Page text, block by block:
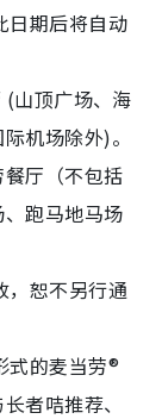
日期后将自动
山顶广场、海
机场除外)。
厅（不包括
跑马地马场
，恕不另行通
式的麦当劳®
者咭推荐、